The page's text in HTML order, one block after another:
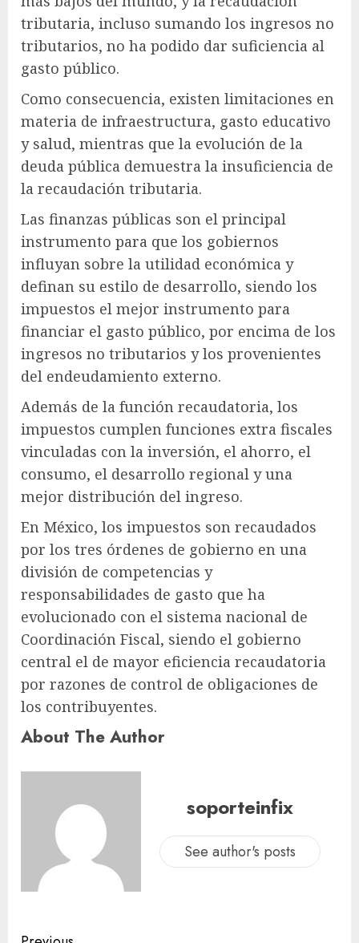
tributaria, incluso sumando los ingresos no
tributarios, no ha podido dar suficiencia al
gasto público.
Como consecuencia, existen limitaciones en
materia de infraestructura, gasto educativo
y salud, mientras que la evolución de la
deuda pública demuestra la insuficiencia de
la recaudación tributaria.
Las finanzas públicas son el principal
instrumento para que los gobiernos
influyan sobre la utilidad económica y
definan su estilo de desarrollo, siendo los
impuestos el mejor instrumento para
financiar el gasto público, por encima de los
ingresos no tributarios y los provenientes
del endeudamiento externo.
Además de la función recaudatoria, los
impuestos cumplen funciones extra fiscales
vinculadas con la inversión, el ahorro, el
consumo, el desarrollo regional y una
mejor distribución del ingreso.
En México, los impuestos son recaudados
por los tres órdenes de gobierno en una
división de competencias y
responsabilidades de gasto que ha
evolucionado con el sistema nacional de
Coordinación Fiscal, siendo el gobierno
central el de mayor eficiencia recaudatoria
por razones de control de obligaciones de
los contribuyentes.
About The Author
soporteinfix
See author's posts